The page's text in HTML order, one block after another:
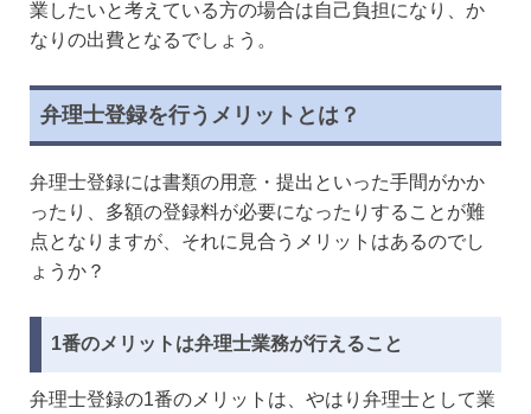
業したいと考えている方の場合は自己負担になり、か
なりの出費となるでしょう。
弁理士登録を行うメリットとは？
弁理士登録には書類の用意・提出といった手間がかか
ったり、多額の登録料が必要になったりすることが難
点となりますが、それに見合うメリットはあるのでし
ょうか？
1番のメリットは弁理士業務が行えること
弁理士登録の1番のメリットは、やはり弁理士として業